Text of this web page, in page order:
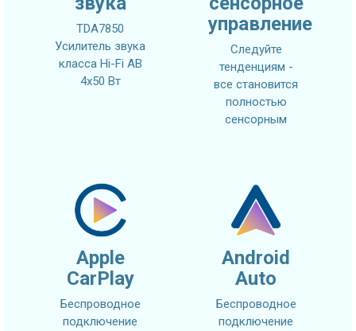
TDA7850
Усилитель звука
класса Hi-Fi AB
4x50 Вт
управление
Следуйте
тенденциям -
все становится
полностью
сенсорным
Apple
CarPlay
Беспроводное
подключение
Android
Auto
Беспроводное
подключение